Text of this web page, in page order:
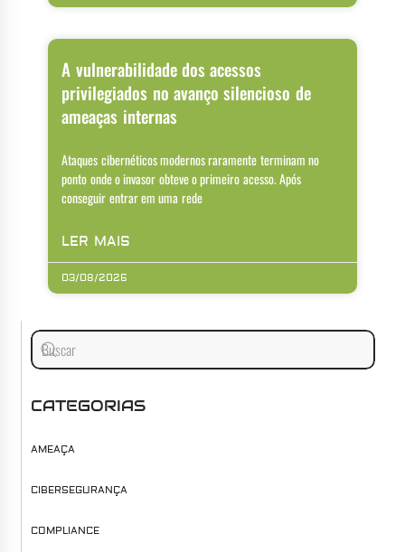
A vulnerabilidade dos acessos
privilegiados no avanço silencioso de
ameaças internas
Ataques cibernéticos modernos raramente terminam no
ponto onde o invasor obteve o primeiro acesso. Após
conseguir entrar em uma rede
LER MAIS
03/08/2026
CATEGORIAS
AMEAÇA
CIBERSEGURANÇA
COMPLIANCE